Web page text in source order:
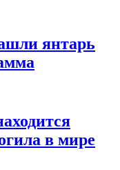
янтарь
в мире